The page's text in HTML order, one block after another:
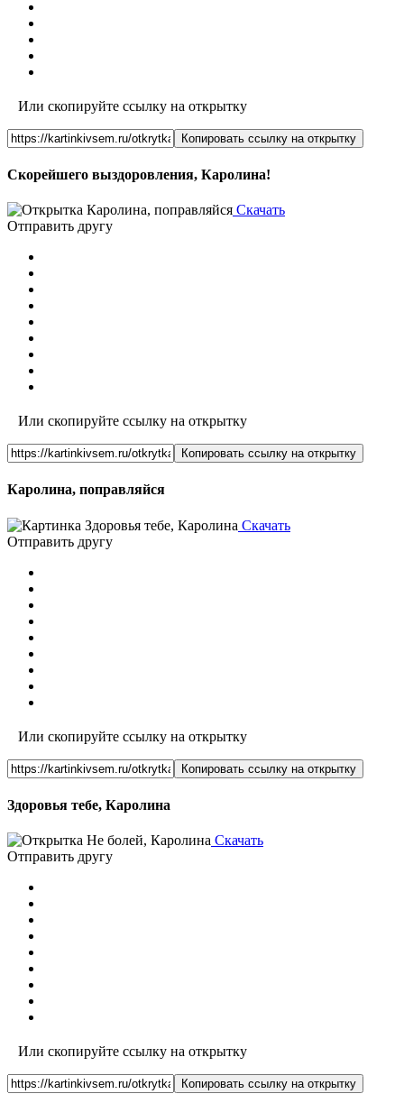
Или скопируйте ссылку на открытку
Копировать ссылку на открытку
Скорейшего выздоровления, Каролина!
Скачать
Отправить другу
Или скопируйте ссылку на открытку
Копировать ссылку на открытку
Каролина, поправляйся
Скачать
Отправить другу
Или скопируйте ссылку на открытку
Копировать ссылку на открытку
Здоровья тебе, Каролина
Скачать
Отправить другу
Или скопируйте ссылку на открытку
Копировать ссылку на открытку